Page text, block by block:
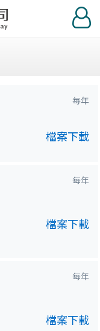
登
入
每年
檔案下載
每年
檔案下載
每年
檔案下載